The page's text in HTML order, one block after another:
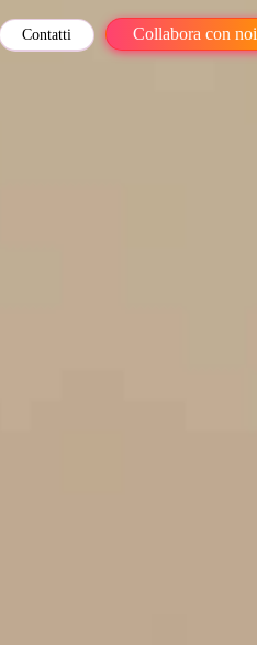
Contatti Collabora con noi